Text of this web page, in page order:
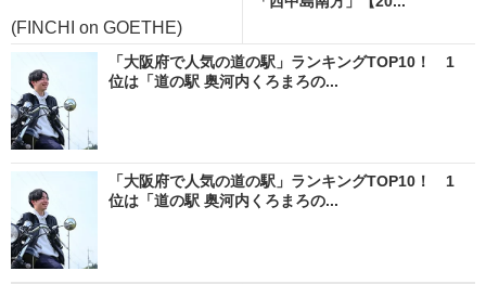
(FINCHI on GOETHE)
「大阪府で人気の道の駅」ランキングTOP10！ 1
位は「道の駅 奥河内くろまろの...
「大阪府で人気の道の駅」ランキングTOP10！ 1
位は「道の駅 奥河内くろまろの...